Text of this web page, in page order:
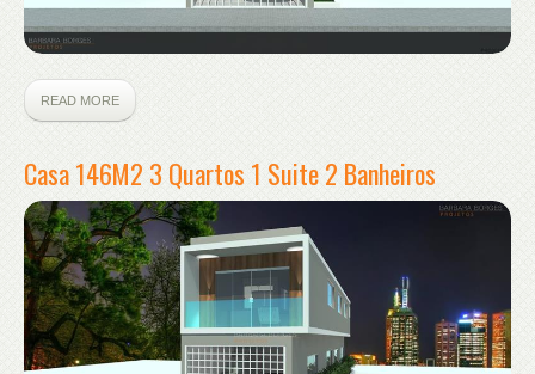
READ MORE
Casa 146M2 3 Quartos 1 Suite 2 Banheiros